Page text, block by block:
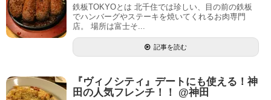
鉄板TOKYOとは 北千住では珍しい、目の前の鉄板
でハンバーグやステーキを焼いてくれるお肉専門
店。 場所は富士そ...
記事を読む
『ヴィノシティ』デートにも使える！神
田の人気フレンチ！！ @神田